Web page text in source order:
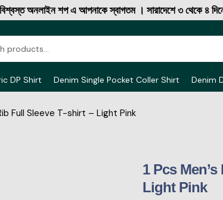
অনলাইন শপ এ আপনাকে স্বাগতম । সারাদেশে ৩ থেকে ৪ দিনের
DP Shirt Denim Single Pocket Coller Shirt Denim
Full Sleeve T-shirt – Light Pink
1 Pcs
Light Pink